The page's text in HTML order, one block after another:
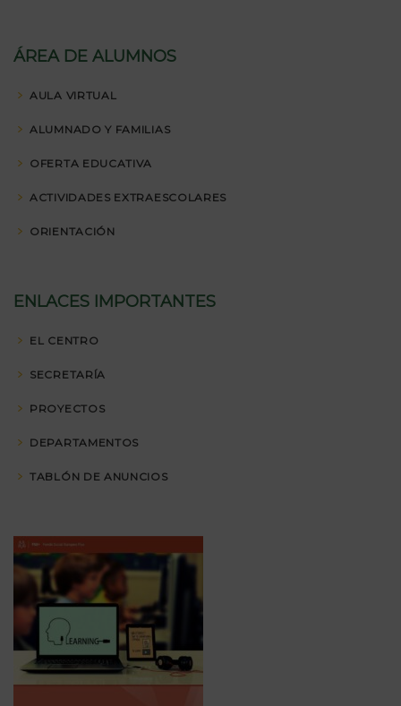
ÁREA DE ALUMNOS
AULA VIRTUAL
ALUMNADO Y FAMILIAS
OFERTA EDUCATIVA
ACTIVIDADES EXTRAESCOLARES
ORIENTACIÓN
ENLACES IMPORTANTES
EL CENTRO
SECRETARÍA
PROYECTOS
DEPARTAMENTOS
TABLÓN DE ANUNCIOS